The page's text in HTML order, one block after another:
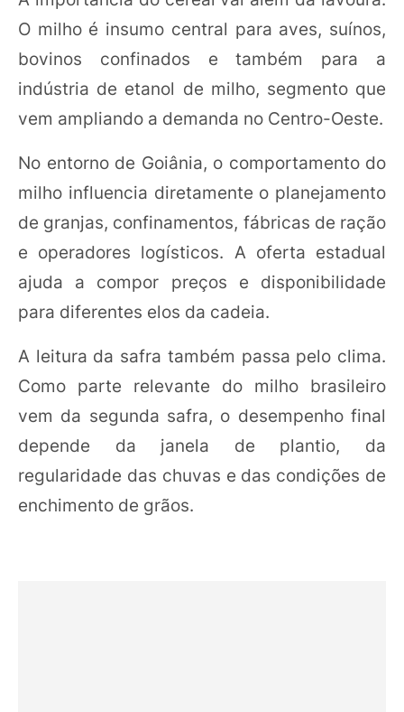
O milho é insumo central para aves, suínos,
bovinos confinados e também para a
indústria de etanol de milho, segmento que
vem ampliando a demanda no Centro-Oeste.
No entorno de Goiânia, o comportamento do
milho influencia diretamente o planejamento
de granjas, confinamentos, fábricas de ração
e operadores logísticos. A oferta estadual
ajuda a compor preços e disponibilidade
para diferentes elos da cadeia.
A leitura da safra também passa pelo clima.
Como parte relevante do milho brasileiro
vem da segunda safra, o desempenho final
depende da janela de plantio, da
regularidade das chuvas e das condições de
enchimento de grãos.